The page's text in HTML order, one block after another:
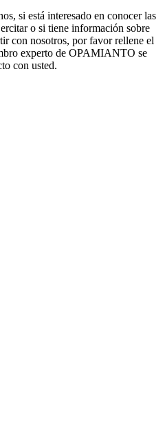
si está interesado en conocer las
o si tiene información sobre
con nosotros, por favor rellene el
experto de OPAMIANTO se
con usted.